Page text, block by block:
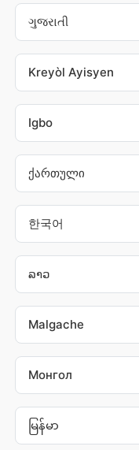
ગુજરાતી
Kreyòl Ayisyen
Igbo
ქართული
한국어
ລາວ
Malgache
Монгол
မြန်မာ